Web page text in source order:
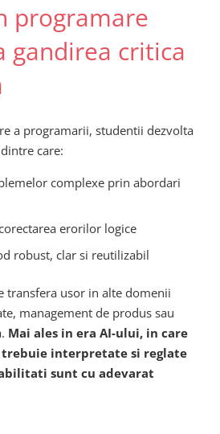
programare
gandirea critica
a programarii, studentii dezvolta
care:
complexe prin abordari
erorilor logice
robust, clar si reutilizabil
transfera usor in alte domenii
management de produs sau
Mai ales in era AI-ului, in care
interpretate si reglate
sunt cu adevarat